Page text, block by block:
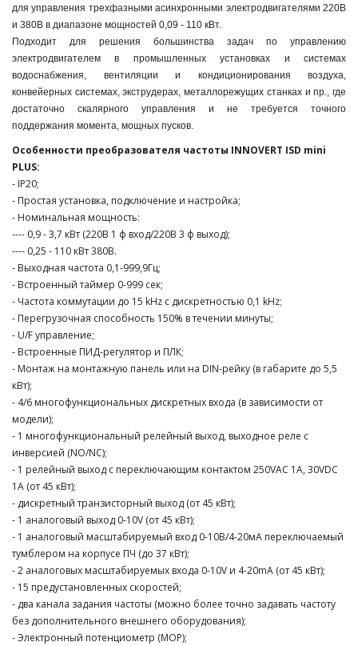
для управления трехфазными асинхронными электродвигателями 220В
и 380В в диапазоне мощностей 0,09 - 110 кВт.
Подходит для решения большинства задач по управлению
электродвигателем в промышленных установках и системах
водоснабжения, вентиляции и кондиционирования воздуха,
конвейерных системах, экструдерах, металлорежущих станках и пр., где
достаточно скалярного управления и не требуется точного
поддержания момента, мощных пусков.
Особенности преобразователя частоты INNOVERT ISD mini
PLUS:
- IP20;
- Простая установка, подключение и настройка;
- Номинальная мощность:
---- 0,9 - 3,7 кВт (220В 1 ф вход/220В 3 ф выход);
---- 0,25 - 110 кВт 380В.
- Выходная частота 0,1-999,9Гц;
- Встроенный таймер 0-999 сек;
- Частота коммутации до 15 kHz с дискретностью 0,1 kHz;
- Перегрузочная способность 150% в течении минуты;
- U/F управление;
- Встроенные ПИД-регулятор и ПЛК;
- Монтаж на монтажную панель или на DIN-рейку (в габарите до 5,5
кВт);
- 4/6 многофункциональных дискретных входа (в зависимости от
модели);
- 1 многофункциональный релейный выход, выходное реле с
инверсией (NO/NC);
- 1 релейный выход с переключающим контактом 250VAC 1A, 30VDC
1A (от 45 кВт);
- дискретный транзисторный выход (от 45 кВт);
- 1 аналоговый выход 0-10V (от 45 кВт);
- 1 аналоговый масштабируемый вход 0-10В/4-20мА переключаемый
тумблером на корпусе ПЧ (до 37 кВт);
- 2 аналоговых масштабируемых входа 0-10V и 4-20mA (от 45 кВт);
- 15 предустановленных скоростей;
- два канала задания частоты (можно более точно задавать частоту
без дополнительного внешнего оборудования);
- Электронный потенциометр (MOP);